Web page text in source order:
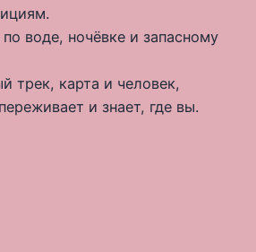
воде, ночёвке и запасному
трек, карта и человек,
и знает, где вы.